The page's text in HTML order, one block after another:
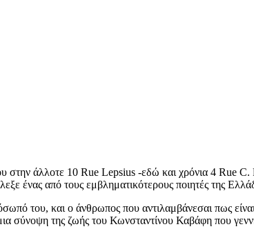
στην άλλοτε 10 Rue Lepsius -εδώ και χρόνια 4 Rue
ένας από τους εμβληματικότερους ποιητές της
του, και ο άνθρωπος που αντιλαμβάνεσαι πως
σύνοψη της ζωής του Κωνσταντίνου Καβάφη που